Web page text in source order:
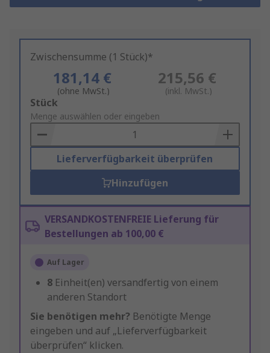
Zwischensumme (1 Stück)*
181,14 €
(ohne MwSt.)
215,56 €
(inkl. MwSt.)
Add
to
Basket
Stück
Menge auswählen oder eingeben
Lieferverfügbarkeit überprüfen
Hinzufügen
VERSANDKOSTENFREIE Lieferung für
Bestellungen ab 100,00 €
Auf Lager
8 Einheit(en) versandfertig von einem
anderen Standort
Sie benötigen mehr? Benötigte Menge
eingeben und auf „Lieferverfügbarkeit
überprüfen“ klicken.